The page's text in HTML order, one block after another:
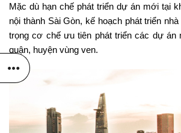
Mặc dù hạn chế phát triển dự án mới tại
nội thành Sài Gòn, kế hoạch phát triển
trọng cơ chế ưu tiên phát triển các dự án
quận, huyện vùng ven.